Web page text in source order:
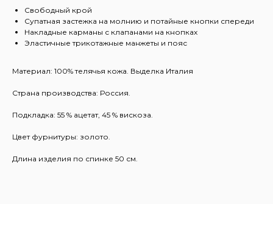
Свободный крой
Супатная застежка на молнию и потайные кнопки спереди
Накладные карманы с клапанами на кнопках
Эластичные трикотажные манжеты и пояс
Материал: 100% телячья кожа. Выделка Италия
Страна производства: Россия.
Подкладка: 55 % ацетат, 45 % вискоза.
Цвет фурнитуры: золото.
Длина изделия по спинке 50 см.